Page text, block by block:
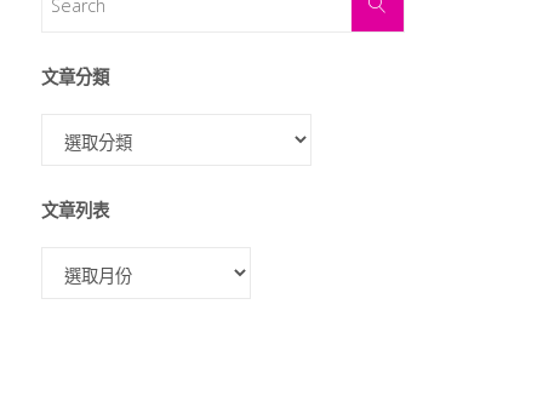
文章分類
文章列表